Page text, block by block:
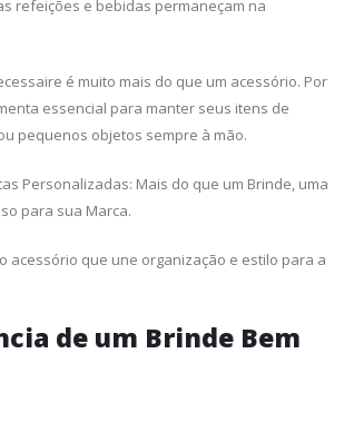
refeições e bebidas permaneçam na
é muito mais do que um acessório. Por
essencial para manter seus itens de
pequenos objetos sempre à mão.
Personalizadas: Mais do que um Brinde, uma
para sua Marca.
acessório que une organização e estilo para a
de um Brinde Bem